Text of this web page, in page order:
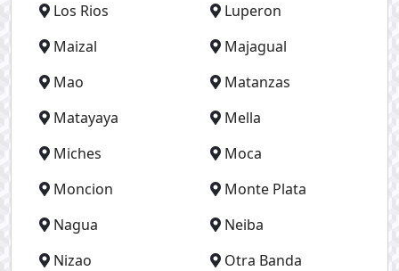
Los Rios
Luperon
Maizal
Majagual
Mao
Matanzas
Matayaya
Mella
Miches
Moca
Moncion
Monte Plata
Nagua
Neiba
Nizao
Otra Banda